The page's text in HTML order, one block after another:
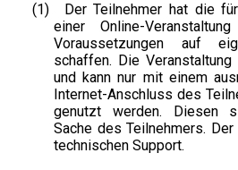
(1)
Der Teilnehmer hat die
einer Online-
Voraussetzungen auf
schaffen. Die
und kann nur mit einem
Internet-Anschluss des
genutzt werden. Diesen
Sache des Teilnehmers.
technischen Support.